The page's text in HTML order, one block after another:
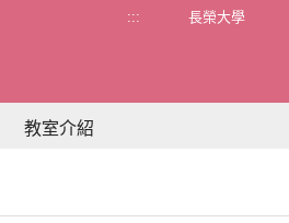
::: 長榮大學
教室介紹